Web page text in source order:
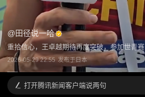
@田径说一哈
重拾信心，王卓越期待再度突破，参加世青赛
2026-05-29 22:55 发布于 日本
打开腾讯新闻客户端说两句